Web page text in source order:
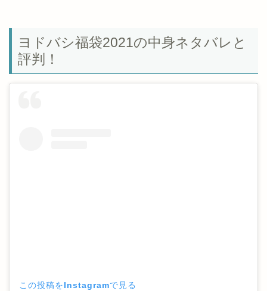
ヨドバシ福袋2021の中身ネタバレと
評判！
この投稿をInstagramで見る